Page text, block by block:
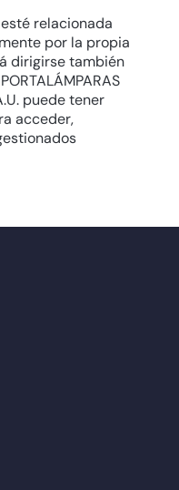
relacionada
por la propia
dirigirse también
puede tener
acceder,